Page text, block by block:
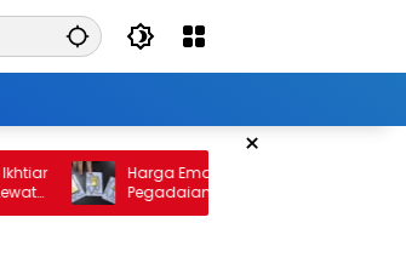
×
Harga Emas 10 Februari 2026: Antam dan
Pegadaian Kembali Melonjak